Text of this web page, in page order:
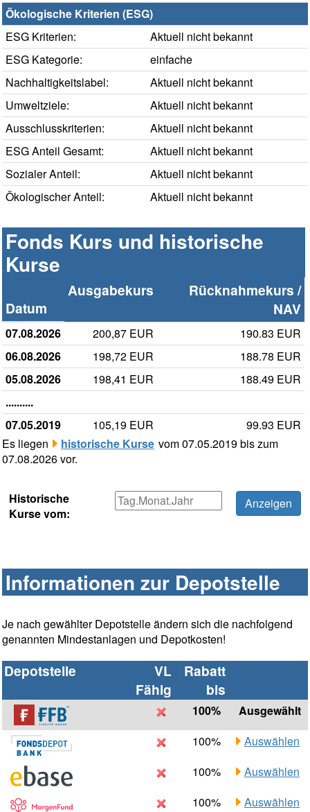
Ökologische Kriterien (ESG)
ESG Kriterien:
Aktuell nicht bekannt
ESG Kategorie:
einfache
Nachhaltigkeitslabel:
Aktuell nicht bekannt
Umweltziele:
Aktuell nicht bekannt
Ausschlusskriterien:
Aktuell nicht bekannt
ESG Anteil Gesamt:
Aktuell nicht bekannt
Sozialer Anteil:
Aktuell nicht bekannt
Ökologischer Anteil:
Aktuell nicht bekannt
Fonds Kurs und historische
Kurse
Datum
Ausgabekurs
Rücknahmekurs /
NAV
07.08.2026 200,87 EUR
190.83 EUR
06.08.2026
198,72 EUR
188.78 EUR
05.08.2026
198,41 EUR
188.49 EUR
..........
07.05.2019
105,19 EUR
99.93 EUR
Es liegen
historische Kurse vom 07.05.2019 bis zum
07.08.2026 vor.
Historische
Kurse vom:
Informationen zur Depotstelle
Je nach gewählter Depotstelle ändern sich die nachfolgend
genannten Mindestanlagen und Depotkosten!
Depotstelle
VL
Fähig
Rabatt
bis
100%
Ausgewählt
100%
Auswählen
100%
Auswählen
100% Auswählen